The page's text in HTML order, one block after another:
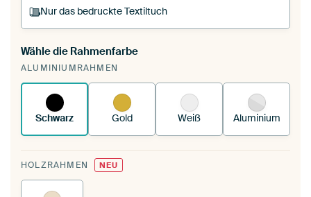
Nur das bedruckte Textiltuch
Du spannst einen wechselbaren Textiltuch in
deinen vorhandenen ArtFrame™.
funktioniert es.
Wähle die Rahmenfarbe
ALUMINIUMRAHMEN
Schwarz Gold Weiß Aluminium
HOLZRAHMEN NEU